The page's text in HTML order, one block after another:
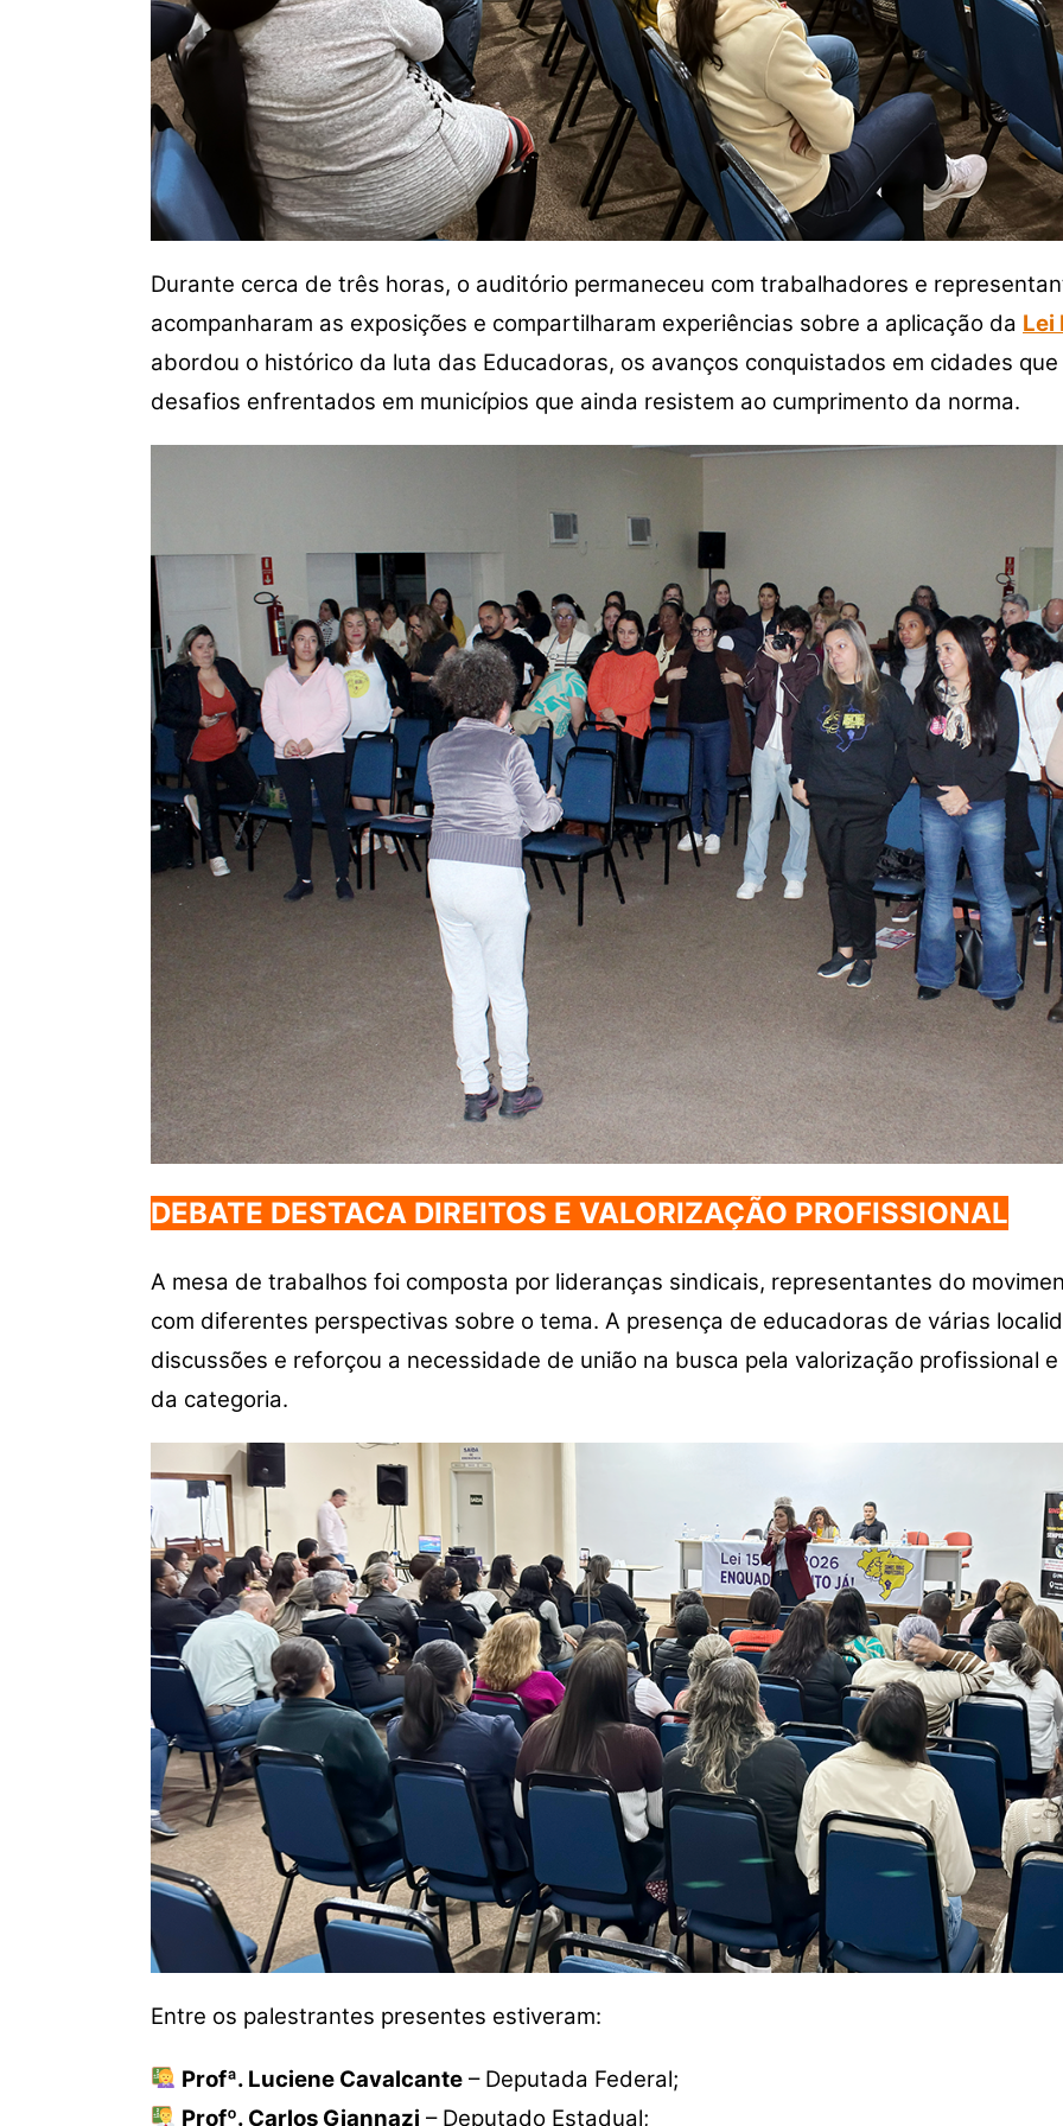
Durante cerca de três horas, o auditório permaneceu com trabalhadores e
acompanharam as exposições e compartilharam experiências sobre a aplicação da Lei
abordou o histórico da luta das Educadoras, os avanços conquistados em cidades
desafios enfrentados em municípios que ainda resistem ao cumprimento da norma.
DEBATE DESTACA DIREITOS E VALORIZAÇÃO PROFISSIONAL
A mesa de trabalhos foi composta por lideranças sindicais, representantes do
com diferentes perspectivas sobre o tema. A presença de educadoras de várias
discussões e reforçou a necessidade de união na busca pela valorização profissional
da categoria.
Entre os palestrantes presentes estiveram:
Profª. Luciene Cavalcante – Deputada Federal;
Profº. Carlos Giannazi – Deputado Estadual;